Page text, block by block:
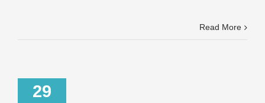
Read More
29